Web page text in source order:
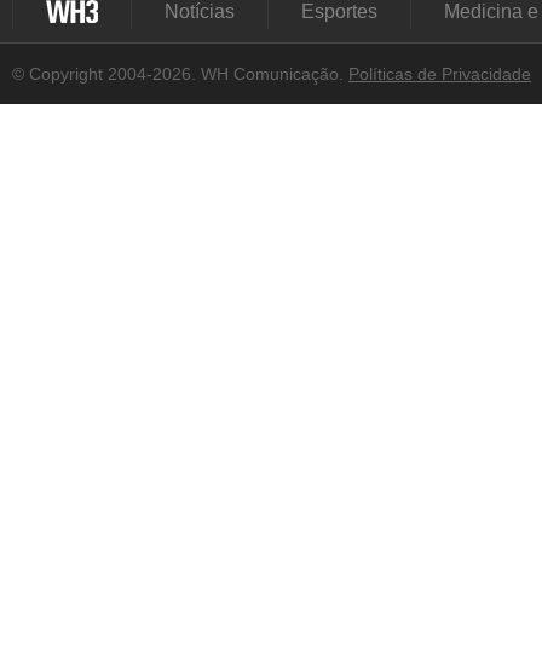
Notícias Esportes Medicina
© Copyright 2004-2026. WH Comunicação. Políticas de Privacidade